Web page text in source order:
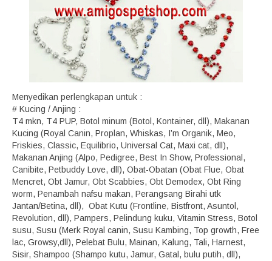
Menyedikan perlengkapan untuk :
# Kucing / Anjing :
T4 mkn, T4 PUP, Botol minum (Botol, Kontainer, dll), Makanan
Kucing (Royal Canin, Proplan, Whiskas, I’m Organik, Meo,
Friskies, Classic, Equilibrio, Universal Cat, Maxi cat, dll),
Makanan Anjing (Alpo, Pedigree, Best In Show, Professional,
Canibite, Petbuddy Love, dll), Obat-Obatan (Obat Flue, Obat
Mencret, Obt Jamur, Obt Scabbies, Obt Demodex, Obt Ring
worm, Penambah nafsu makan, Perangsang Birahi utk
Jantan/Betina, dll), Obat Kutu (Frontline, Bistfront, Asuntol,
Revolution, dll), Pampers, Pelindung kuku, Vitamin Stress, Botol
susu, Susu (Merk Royal canin, Susu Kambing, Top growth, Free
lac, Growsy,dll), Pelebat Bulu, Mainan, Kalung, Tali, Harnest,
Sisir, Shampoo (Shampo kutu, Jamur, Gatal, bulu putih, dll),